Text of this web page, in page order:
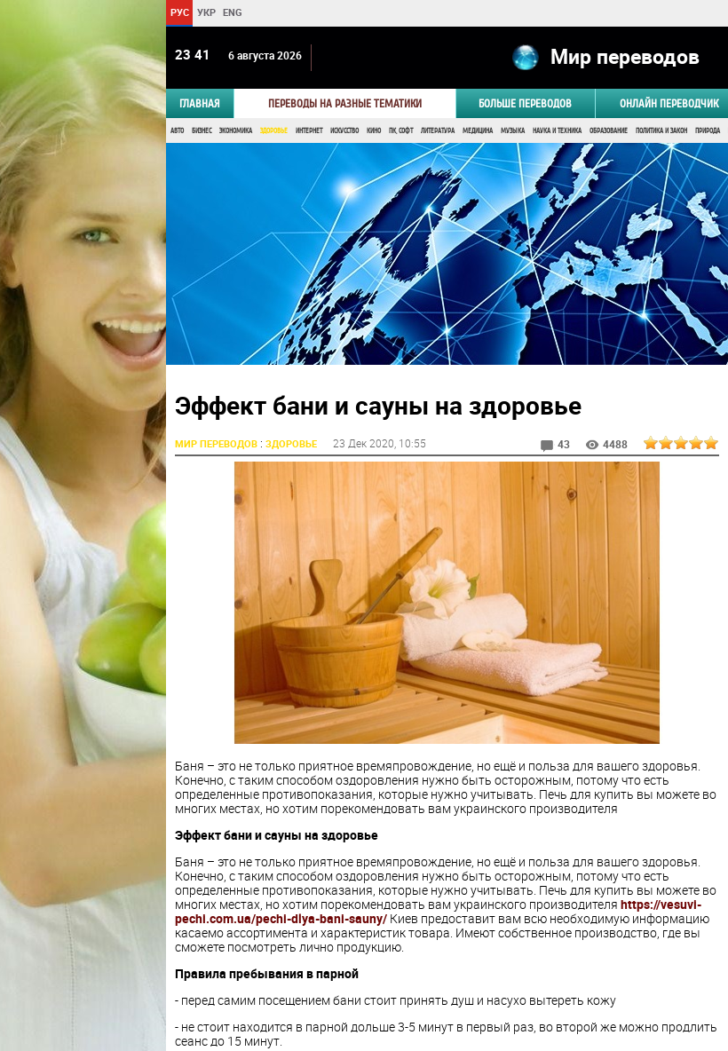
РУС УКР ENG
23:41 6 августа 2026 Мир переводов
ГЛАВНАЯ ПЕРЕВОДЫ НА РАЗНЫЕ ТЕМАТИКИ БОЛЬШЕ ПЕРЕВОДОВ ОНЛАЙН ПЕРЕВОДЧИК
АВТО БИЗНЕС ЭКОНОМИКА ЗДОРОВЬЕ ИНТЕРНЕТ ИСКУССТВО КИНО ПК, СОФТ ЛИТЕРАТУРА МЕДИЦИНА МУЗЫКА НАУКА И ТЕХНИКА ОБРАЗОВАНИЕ ПОЛИТИКА И ЗАКОН ПРИРОДА
Эффект бани и сауны на здоровье
МИР ПЕРЕВОДОВ: ЗДОРОВЬЕ 23 Дек 2020 , 10:55 43 4488
Баня – это не только приятное времяпровождение, но ещё и польза для вашего здоровья.
Конечно, с таким способом оздоровления нужно быть осторожным, потому что есть
определенные противопоказания, которые нужно учитывать. Печь для купить вы можете во
многих местах, но хотим порекомендовать вам украинского производителя
Эффект бани и сауны на здоровье
Баня – это не только приятное времяпровождение, но ещё и польза для вашего здоровья.
Конечно, с таким способом оздоровления нужно быть осторожным, потому что есть
определенные противопоказания, которые нужно учитывать. Печь для купить вы можете во
многих местах, но хотим порекомендовать вам украинского производителя https://vesuvi-
pechi.com.ua/pechi-dlya-bani-sauny/Киев предоставит вам всю необходимую информацию
касаемо ассортимента и характеристик товара. Имеют собственное производство, где вы
сможете посмотреть лично продукцию.
Правила пребывания в парной
- перед самим посещением бани стоит принять душ и насухо вытереть кожу
- не стоит находится в парной дольше 3-5 минут в первый раз, во второй же можно продлить
сеанс до 15 минут.